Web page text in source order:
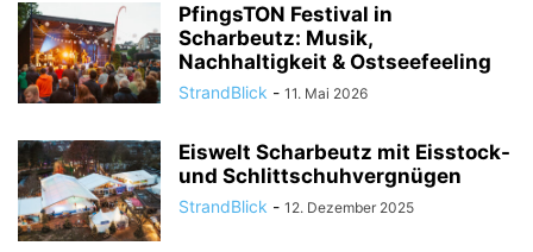
PfingsTON Festival in
Scharbeutz: Musik,
Nachhaltigkeit & Ostseefeeling
StrandBlick - 11. Mai 2026
Eiswelt Scharbeutz mit Eisstock-
und Schlittschuhvergnügen
StrandBlick - 12. Dezember 2025